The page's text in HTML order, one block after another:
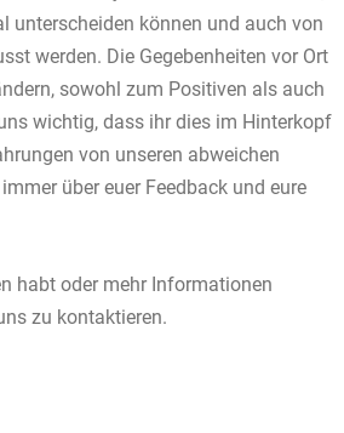
unterscheiden können und auch von
werden. Die Gegebenheiten vor Ort
sowohl zum Positiven als auch
wichtig, dass ihr dies im Hinterkopf
von unseren abweichen
über euer Feedback und eure
habt oder mehr Informationen
zu kontaktieren.